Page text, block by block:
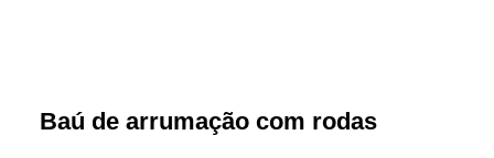
Baú de arrumação com rodas